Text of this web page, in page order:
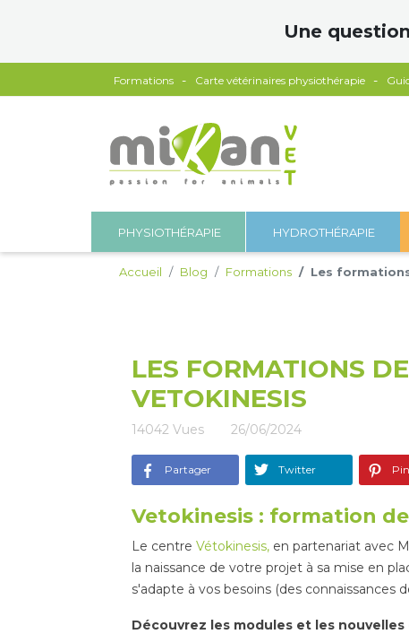
Une
Formations Carte vétérinaires physiothérapie
PHYSIOTHÉRAPIE HYDROTHÉRAPIE
Accueil Blog Formations Les
LES FORMATIONS
VETOKINESIS
14042 Vues 26/06/2024
Partager Twitter
Vetokinesis : formation
Le centre Vétokinesis, en partenariat avec
la naissance de votre projet à sa mise en
s'adapte à vos besoins (des
Découvrez les modules et les